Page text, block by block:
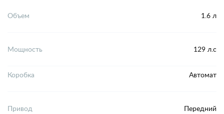
Объем 1.6 л
Мощность 129 л.с
Коробка Автомат
Привод Передний